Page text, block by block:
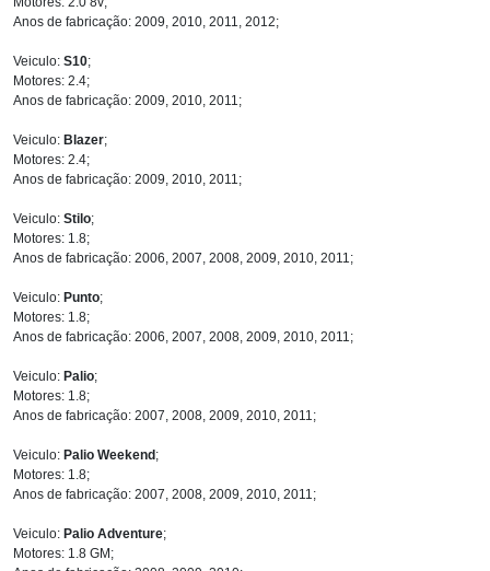
Anos de fabricação: 2009, 2010, 2011, 2012;
Veiculo: S10;
Motores: 2.4;
Anos de fabricação: 2009, 2010, 2011;
Veiculo: Blazer;
Motores: 2.4;
Anos de fabricação: 2009, 2010, 2011;
Veiculo: Stilo;
Motores: 1.8;
Anos de fabricação: 2006, 2007, 2008, 2009, 2010, 2011;
Veiculo: Punto;
Motores: 1.8;
Anos de fabricação: 2006, 2007, 2008, 2009, 2010, 2011;
Veiculo: Palio;
Motores: 1.8;
Anos de fabricação: 2007, 2008, 2009, 2010, 2011;
Veiculo: Palio Weekend;
Motores: 1.8;
Anos de fabricação: 2007, 2008, 2009, 2010, 2011;
Veiculo: Palio Adventure;
Motores: 1.8 GM;